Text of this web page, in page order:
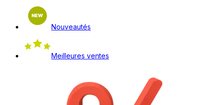
Nouveautés
Meilleures ventes